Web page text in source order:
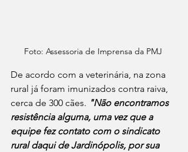
Foto: Assessoria de Imprensa da PMJ
De acordo com a veterinária, na zona
rural já foram imunizados contra raiva,
cerca de 300 cães. "Não encontramos
resistência alguma, uma vez que a
equipe fez contato com o sindicato
rural daqui de Jardinópolis, por sua